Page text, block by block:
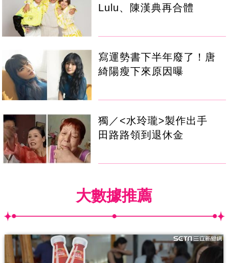
Lulu、陳漢典再合體
寫運勢書下半年廢了！唐
綺陽瘦下來原因曝
獨／<水玲瓏>製作出手
田路路領到退休金
大數據推薦